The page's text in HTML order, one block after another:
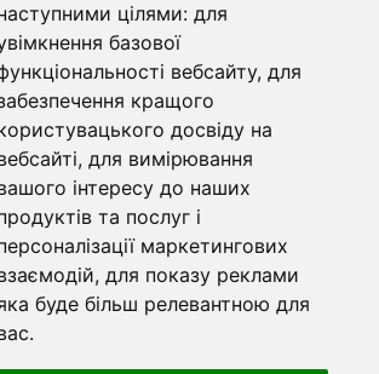
цілями: для
базової
вебсайту, для
кращого
досвіду на
, для вимірювання
інтересу до наших
та послуг і
маркетингових
, для показу реклами
буде більш релевантною для
.
Команда
Перша команда
U19
Угода